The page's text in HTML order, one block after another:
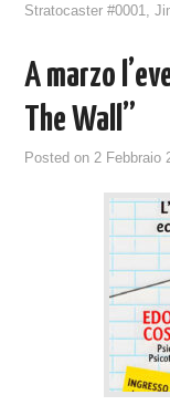
Stratocaster #0001,
A marzo
The Wall”
Posted on2 Febbraio